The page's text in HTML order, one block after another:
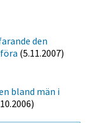
den
(5.11.2007)
bland män i